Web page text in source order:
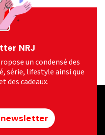
NRJ
un condensé des
série, lifestyle ainsi que
des cadeaux.
newsletter